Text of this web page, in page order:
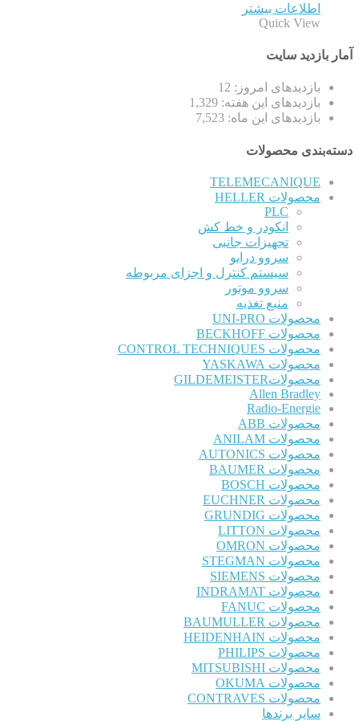
اطلاعات بیشتر
Quick View
آمار بازدید سایت
بازدیدهای امروز: 12
بازدیدهای این هفته: 1,329
بازدیدهای این ماه: 7,523
دسته‌بندی محصولات
TELEMECANIQUE
محصولات HELLER
PLC
انکودر و خط کش
تجهیزات جانبی
سروو درایو
سیستم کنترل و اجزای مربوطه
سروو موتور
منبع تغذیه
محصولات UNI-PRO
محصولات BECKHOFF
محصولات CONTROL TECHNIQUES
محصولات YASKAWA
محصولاتGILDEMEISTER
Allen Bradley
Radio-Energie
محصولات ABB
محصولات ANILAM
محصولات AUTONICS
محصولات BAUMER
محصولات BOSCH
محصولات EUCHNER
محصولات GRUNDIG
محصولات LITTON
محصولات OMRON
محصولات STEGMAN
محصولات SIEMENS
محصولات INDRAMAT
محصولات FANUC
محصولات BAUMULLER
محصولات HEIDENHAIN
محصولات PHILIPS
محصولات MITSUBISHI
محصولات OKUMA
محصولات CONTRAVES
سایر برندها